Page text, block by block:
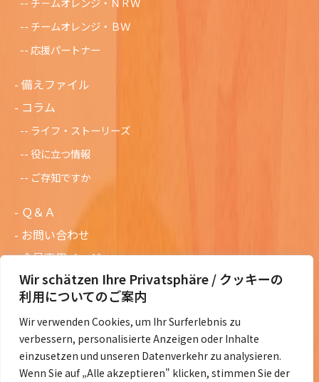
Wir schätzen Ihre Privatsphäre / クッキーの
利用についてのご案内
Wir verwenden Cookies, um Ihr Surferlebnis zu
verbessern, personalisierte Anzeigen oder Inhalte
einzusetzen und unseren Datenverkehr zu analysieren.
Wenn Sie auf „Alle akzeptieren" klicken, stimmen Sie der
チームオレンジ・ＢＷ
応援パートナー
備えファイル
コラム
ライフ・ストーリーズ
役に立つ情報
ご存知ですか
Ｑ＆Ａ
お問い合わせ
会員専用ページ
ニュースレターバックナンバー
過去の講演資料
総会議事録
定款・会費規定など